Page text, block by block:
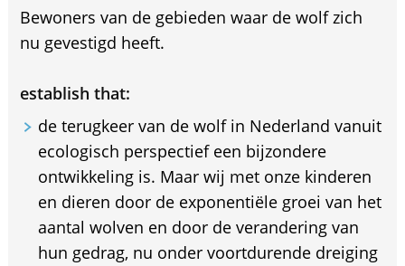
Bewoners van de gebieden waar de wolf zich
nu gevestigd heeft.
establish that:
de terugkeer van de wolf in Nederland vanuit
ecologisch perspectief een bijzondere
ontwikkeling is. Maar wij met onze kinderen
en dieren door de exponentiële groei van het
aantal wolven en door de verandering van
hun gedrag, nu onder voortdurende dreiging